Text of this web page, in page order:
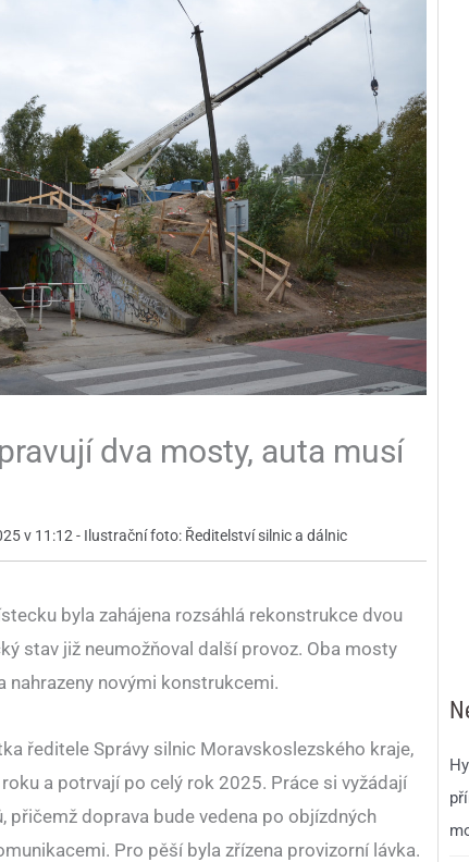
dva mosty, auta musí
v 11:12 - Ilustrační foto: Ředitelství silnic a dálnic
byla zahájena rozsáhlá rekonstrukce dvou
stav již neumožňoval další provoz. Oba mosty
nahrazeny novými konstrukcemi.
ředitele Správy silnic Moravskoslezského kraje,
a potrvají po celý rok 2025. Práce si vyžádají
přičemž doprava bude vedena po objízdných
Pro pěší byla zřízena provizorní lávka.